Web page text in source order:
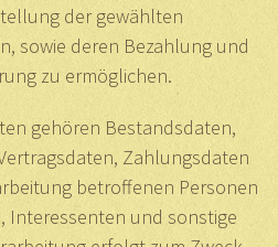
der gewählten
sowie deren Bezahlung und
zu ermöglichen.
gehören Bestandsdaten,
Zahlungsdaten
betroffenen Personen
Interessenten und sonstige